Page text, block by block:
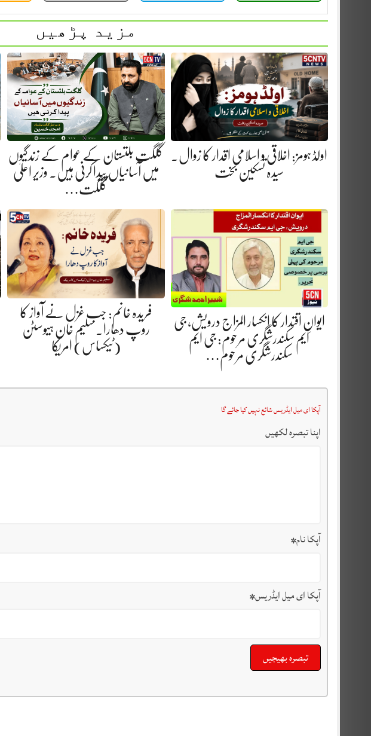
مزید پڑھیں
اولڈ ہومز: اخلاقی و اسلامی اقدار کا زوال.
سیدہ تسکین بخت
گلگت بلتستان کے عوام کے زندگیوں
میں آسانیاں پیدا کرنی ہیں. وزیر اعلیٰ
گلگت…
ایوانِ اقتدار کا انکسار المزاج درویش، جی
ایم سکندرشگری مرحوم: جی ایم
سکندرشگری مرحوم…
فریدہ خانم: جب غزل نے آواز کا
روپ دھارا. سلیم خان ہیوسٹن
(ٹیکساس) امریکا
آپکا ای میل ایڈریس شائع نہیں کیا جائے گا
اپنا تبصرہ لکھیں
آپکا نام*
آپکا ای میل ایڈریس*